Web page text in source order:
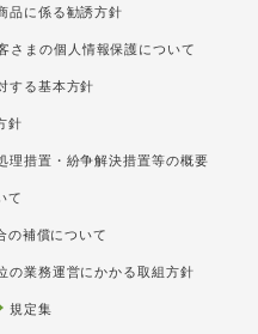
品に係る勧誘方針
さまの個人情報保護について
する基本方針
針
理措置・紛争解決措置等の概要
て
の補償について
の業務運営にかかる取組方針
規定集